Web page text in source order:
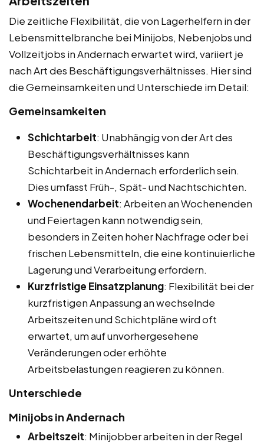
Die zeitliche Flexibilität, die von Lagerhelfern in der
Lebensmittelbranche bei Minijobs, Nebenjobs und
Vollzeitjobs in Andernach erwartet wird, variiert je
nach Art des Beschäftigungsverhältnisses. Hier sind
die Gemeinsamkeiten und Unterschiede im Detail:
Gemeinsamkeiten
Schichtarbeit: Unabhängig von der Art des
Beschäftigungsverhältnisses kann
Schichtarbeit in Andernach erforderlich sein.
Dies umfasst Früh-, Spät- und Nachtschichten.
Wochenendarbeit: Arbeiten an Wochenenden
und Feiertagen kann notwendig sein,
besonders in Zeiten hoher Nachfrage oder bei
frischen Lebensmitteln, die eine kontinuierliche
Lagerung und Verarbeitung erfordern.
Kurzfristige Einsatzplanung: Flexibilität bei der
kurzfristigen Anpassung an wechselnde
Arbeitszeiten und Schichtpläne wird oft
erwartet, um auf unvorhergesehene
Veränderungen oder erhöhte
Arbeitsbelastungen reagieren zu können.
Unterschiede
Minijobs in Andernach
Arbeitszeit: Minijobber arbeiten in der Regel